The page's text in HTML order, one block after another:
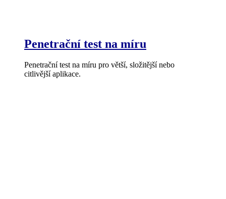
Penetrační test na míru
Penetrační test na míru pro větší, složitější nebo
citlivější aplikace.